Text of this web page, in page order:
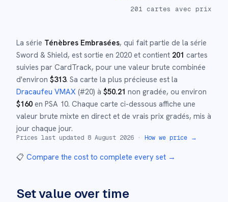
201 cartes avec prix
La série Ténèbres Embrasées, qui fait partie de la série
Sword & Shield, est sortie en 2020 et contient 201 cartes
suivies par CardTrack, pour une valeur brute combinée
d'environ $313. Sa carte la plus précieuse est la
Dracaufeu VMAX (#20) à $50.21 non gradée, ou environ
$160 en PSA 10. Chaque carte ci-dessous affiche une
valeur brute mixte en direct et de vrais prix gradés, mis à
jour chaque jour.
Prices last updated 8 August 2026 · How we price →
📋 Compare the cost to complete every set →
Set value over time